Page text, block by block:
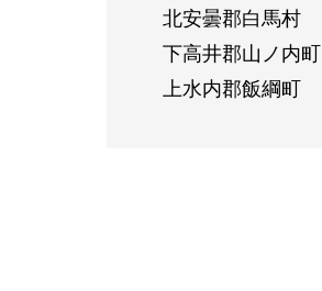
北安曇郡白馬村
下高井郡山ノ内町
上水内郡飯綱町